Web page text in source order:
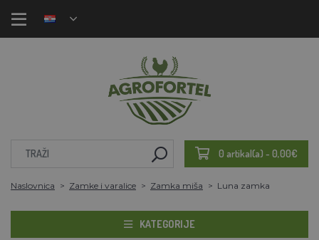
0 artikal(a) - 0,00€
Naslovnica Zamke i varalice Zamka miša Luna zamka
KATEGORIJE